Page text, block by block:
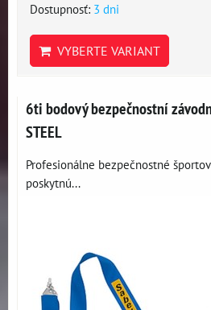
Dostupnosť: 3 dni
VYBERTE VARIANT
6ti bodový bezpečnostní
STEEL
Profesionálne bezpečnostné
poskytnú...